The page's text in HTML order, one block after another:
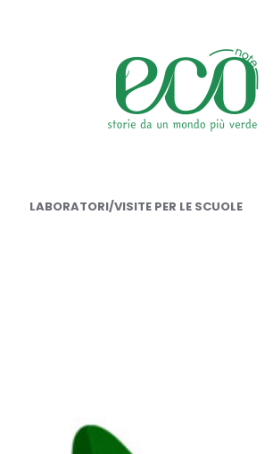
LABORATORI/VISITE PER LE SCUOLE